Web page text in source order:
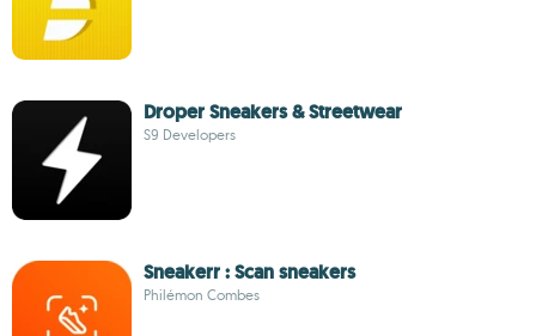
Droper Sneakers & Streetwear
S9 Developers
Sneakerr : Scan sneakers
Philémon Combes